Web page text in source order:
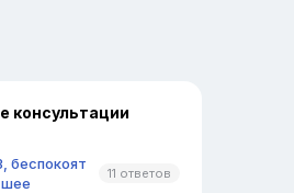
консультации
беспокоят
11 ответов